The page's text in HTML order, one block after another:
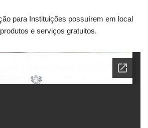
para Instituições possuírem em local
e serviços gratuitos.